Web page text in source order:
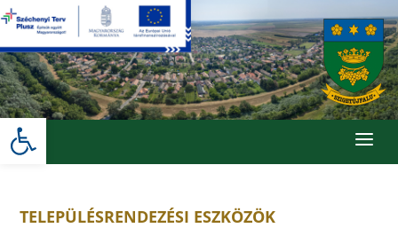
Skip
to
content
Eszköztár megnyitása a
TELEPÜLÉSRENDEZÉSI ESZKÖZÖK